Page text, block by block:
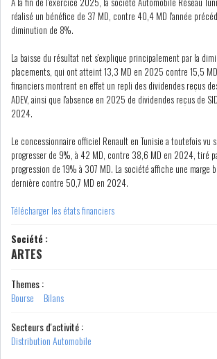
COURS DU JOUR
ANALYSE QUOTIDIENNE
ANALYSE HEBDOMADAIRE
ZOOM ENTREPRISE
HISTORIQUE DES ZOOMS
ARCHIVES DES COURS
HISTORIQUE ANALYSES HEBDOMADAIRES
SICAV
GRAPHIQUE TUNINDEX
réalisé un bénéfice de 37 MD, contre 40,4 MD l'année
diminution de 8%.
La baisse du résultat net s'explique principalement par la
placements, qui ont atteint 13,3 MD en 2025 contre 15,5
financiers montrent en effet un repli des dividendes reçus
ADEV, ainsi que l'absence en 2025 de dividendes reçus de
2024.
Le concessionnaire officiel Renault en Tunisie a toutefois vu
progresser de 9%, à 42 MD, contre 38,6 MD en 2024, tiré
progression de 19% à 307 MD. La société affiche une marge
dernière contre 50,7 MD en 2024.
Télécharger les états financiers
Société :
ARTES
Themes :
Bourse
Bilans
Secteurs d'activité :
Distribution Automobile